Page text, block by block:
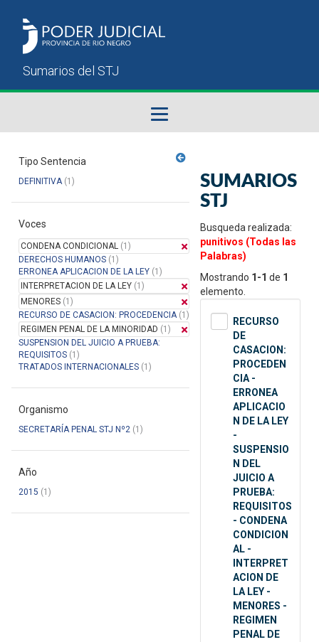
Sumarios del STJ
Manual del Usuario
Tipo Sentencia
DEFINITIVA(1)
Voces
CONDENA CONDICIONAL (1)
DERECHOS HUMANOS (1)
ERRONEA APLICACION DE LA LEY (1)
INTERPRETACION DE LA LEY (1)
MENORES (1)
RECURSO DE CASACION: PROCEDENCIA(1)
REGIMEN PENAL DE LA MINORIDAD (1)
SUSPENSION DEL JUICIO A PRUEBA:
REQUISITOS (1)
TRATADOS INTERNACIONALES (1)
Organismo
SECRETARÍA PENAL STJ Nº2 (1)
Año
2015 (1)
SUMARIOS
STJ
Busqueda realizada:
punitivos (Todas las
Palabras)
Mostrando 1-1 de 1
elemento.
RECURSO
DE
CASACION:
PROCEDEN
CIA -
ERRONEA
APLICACIO
N DE LA LEY
-
SUSPENSIO
N DEL
JUICIO A
PRUEBA:
REQUISITOS
- CONDENA
CONDICION
AL -
INTERPRET
ACION DE
LA LEY -
MENORES -
REGIMEN
PENAL DE